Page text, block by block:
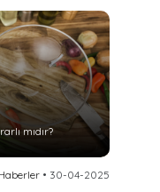
mıdır?
• 30-04-2025